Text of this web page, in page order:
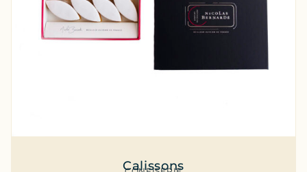
Calissons